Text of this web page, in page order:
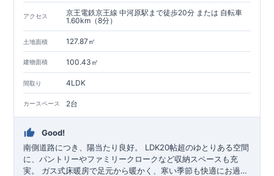
別価格 でご案内 ​お引渡し前に工事を済ませることが可能です。
住宅設備機器修理サービス​建物引渡日までにお申し込みいただ
くと早割価格でご案内 ​キッチン／トイレ／バス／給湯器／洗面
化粧台／インターホン 設備機器の​15年保証サービスへの加入が
おすすめです！
ング・カーテンレール・カップボード・TVアンテナ 等もご紹
介可能！
住宅性能評価 W取得(設計・建設)
■第三者機関が設計・建物検査(全四回)を実施 ■税制優遇あり
4分野6項目で最高等級を取得!
□ 構造の安定 (耐風等級2・耐震等級3) □ 劣化の軽減 (劣化対
アクセス
京王電鉄京王線 中河原駅まで徒歩20分 または 自転車
1.60km（8分）
土地面積 127.87㎡
建物面積 100.43㎡
間取り 4LDK
カースペース 2台
Good!
南側道路につき、陽当たり良好。 ​LDK20帖超のゆとりある空間
に、パントリーやファミリークロークなど収納スペースも充
実。 ​ガス式床暖房で足元から暖かく、 寒い季節も快適にお過ご